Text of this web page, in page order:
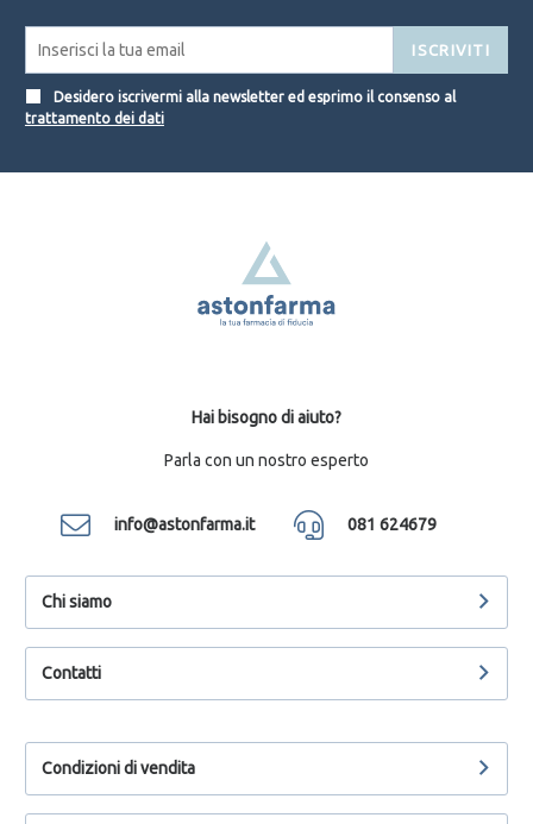
ISCRIVITI
Desidero iscrivermi alla newsletter ed esprimo il consenso al
trattamento dei dati
Hai bisogno di aiuto?
Parla con un nostro esperto
info@astonfarma.it 081 624679
Chi siamo
Contatti
Condizioni di vendita